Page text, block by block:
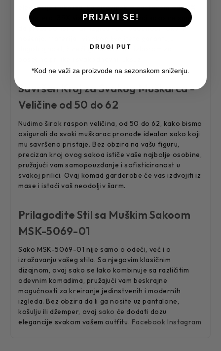
elegancije i luksuza. Sa sirovinskim sastavom od 62%
poliestera, 35% viskoze i 3% likre, ovaj sako ne samo
da pruža sofisticiran izgled već i udobnost tokom
dugotrajnost, čineći ga savršenim izborom za
Savršen Kroj za Svakog Muškarca -
Veličine od 50 do 62
Nudimo širok raspon veličina, od 50 do 62, kako bismo
osigurali da svaki muškarac pronađe idealan sako koji
mu savršeno pristaje. Bez obzira na vašu figuru,
precizan kroj ovog sakoa ističe vaše najbolje osobine,
pružajući vam samopouzdanje i sofisticiranost u
svakoj prilici. Ovaj komad garderobe će vas izdvojiti iz
mase i istaći vaš neodoljiv šarm.
Prilagodite Stil sa Muškim Sakoom
MSK-5069-01
Sako MSK-5069-01 nije samo o odeći, već i o
izražavanju vašeg stila. Sa njegovim klasičnim
dizajnom, ovaj sako se lako kombinuje sa različitim
odevnim komadima, pružajući vam beskrajne
mogućnosti za kreiranje jedinstvenih i modernih
izgleda. Bez obzira da li ga nosite uz pantalone,
košulju ili džemper, ovaj sako će dodati dozu
elegancije svakom vašem outfitu. Facebook Instagram
PRIJAVI SE!
DRUGI PUT
*Kod ne važi za proizvode na sezonskom sniženju.